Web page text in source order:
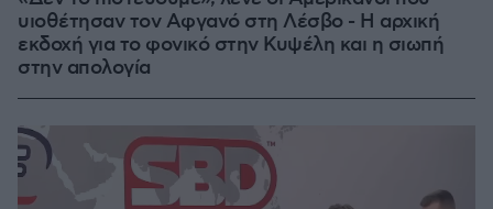
υιοθέτησαν τον Αφγανό στη Λέσβο - Η αρχική
εκδοχή για το φονικό στην Κυψέλη και η σιωπή
στην απολογία